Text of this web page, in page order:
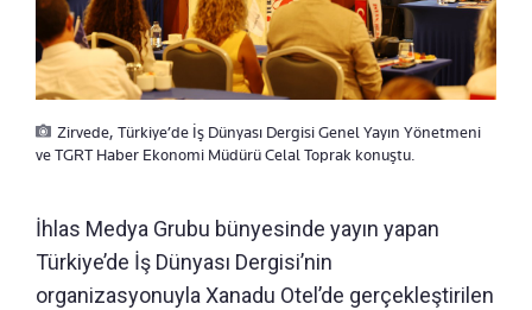
Zirvede, Türkiye’de İş Dünyası Dergisi Genel Yayın Yönetmeni
ve TGRT Haber Ekonomi Müdürü Celal Toprak konuştu.
İhlas Medya Grubu bünyesinde yayın yapan
Türkiye’de İş Dünyası Dergisi’nin
organizasyonuyla Xanadu Otel’de gerçekleştirilen